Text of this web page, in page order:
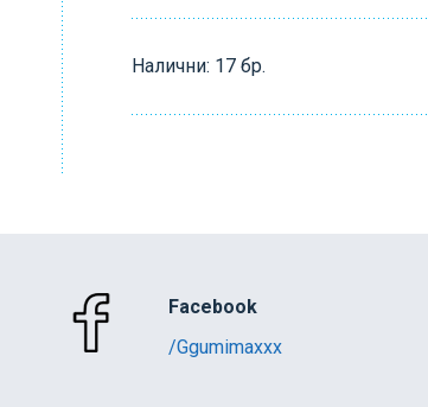
Налични: 17 бр.
Facebook
/Ggumimaxxx